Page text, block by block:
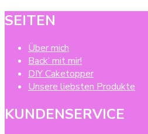
SEITEN
Über mich
Back’ mit mir!
DIY Caketopper
Unsere liebsten Produkte
KUNDENSERVICE